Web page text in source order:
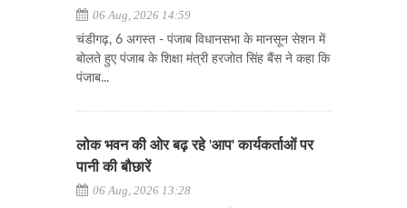
06 Aug, 2026 14:59
चंडीगढ़, 6 अगस्त - पंजाब विधानसभा के मानसून सेशन में
बोलते हुए पंजाब के शिक्षा मंत्री हरजोत सिंह बैंस ने कहा कि
पंजाब...
लोक भवन की ओर बढ़ रहे 'आप' कार्यकर्ताओं पर
पानी की बौछारें
06 Aug, 2026 13:28